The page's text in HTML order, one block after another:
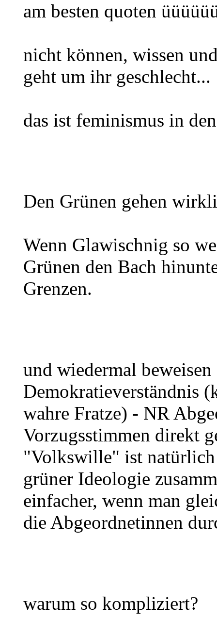
am besten quoten
nicht können, wissen
geht um ihr geschlecht...
das ist feminismus in
Den Grünen gehen
Wenn Glawischnig so
Grünen den Bach
Grenzen.
und wiedermal
Demokratieverständnis
wahre Fratze) - NR
Vorzugsstimmen direkt
"Volkswille" ist
grüner Ideologie
einfacher, wenn man
die Abgeordnetinnen
warum so kompliziert?